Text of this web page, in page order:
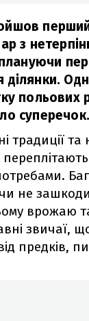
перший
з
ділянки.
польових
суперечок.
традиції та
не
врожаю
звичаї,
предків,